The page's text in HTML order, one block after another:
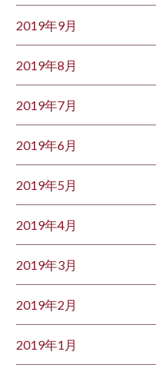
2019年9月
2019年8月
2019年7月
2019年6月
2019年5月
2019年4月
2019年3月
2019年2月
2019年1月